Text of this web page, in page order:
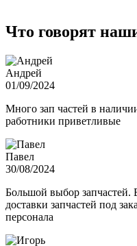
Что говорят
Андрей
01/09/2024
Много зап частей в
работники приветливые
Павел
30/08/2024
Большой выбор запчастей.
доставки запчастей под
персонала